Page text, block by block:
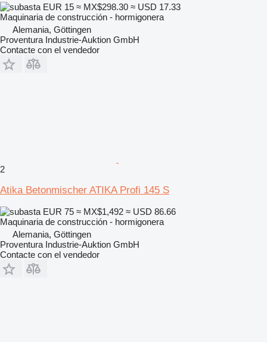
EUR 15 ≈ MX$298.30 ≈ USD 17.33
Maquinaria de construcción - hormigonera
Alemania, Göttingen
Proventura Industrie-Auktion GmbH
Contacte con el vendedor
2
Atika Betonmischer ATIKA Profi 145 S
EUR 75 ≈ MX$1,492 ≈ USD 86.66
Maquinaria de construcción - hormigonera
Alemania, Göttingen
Proventura Industrie-Auktion GmbH
Contacte con el vendedor